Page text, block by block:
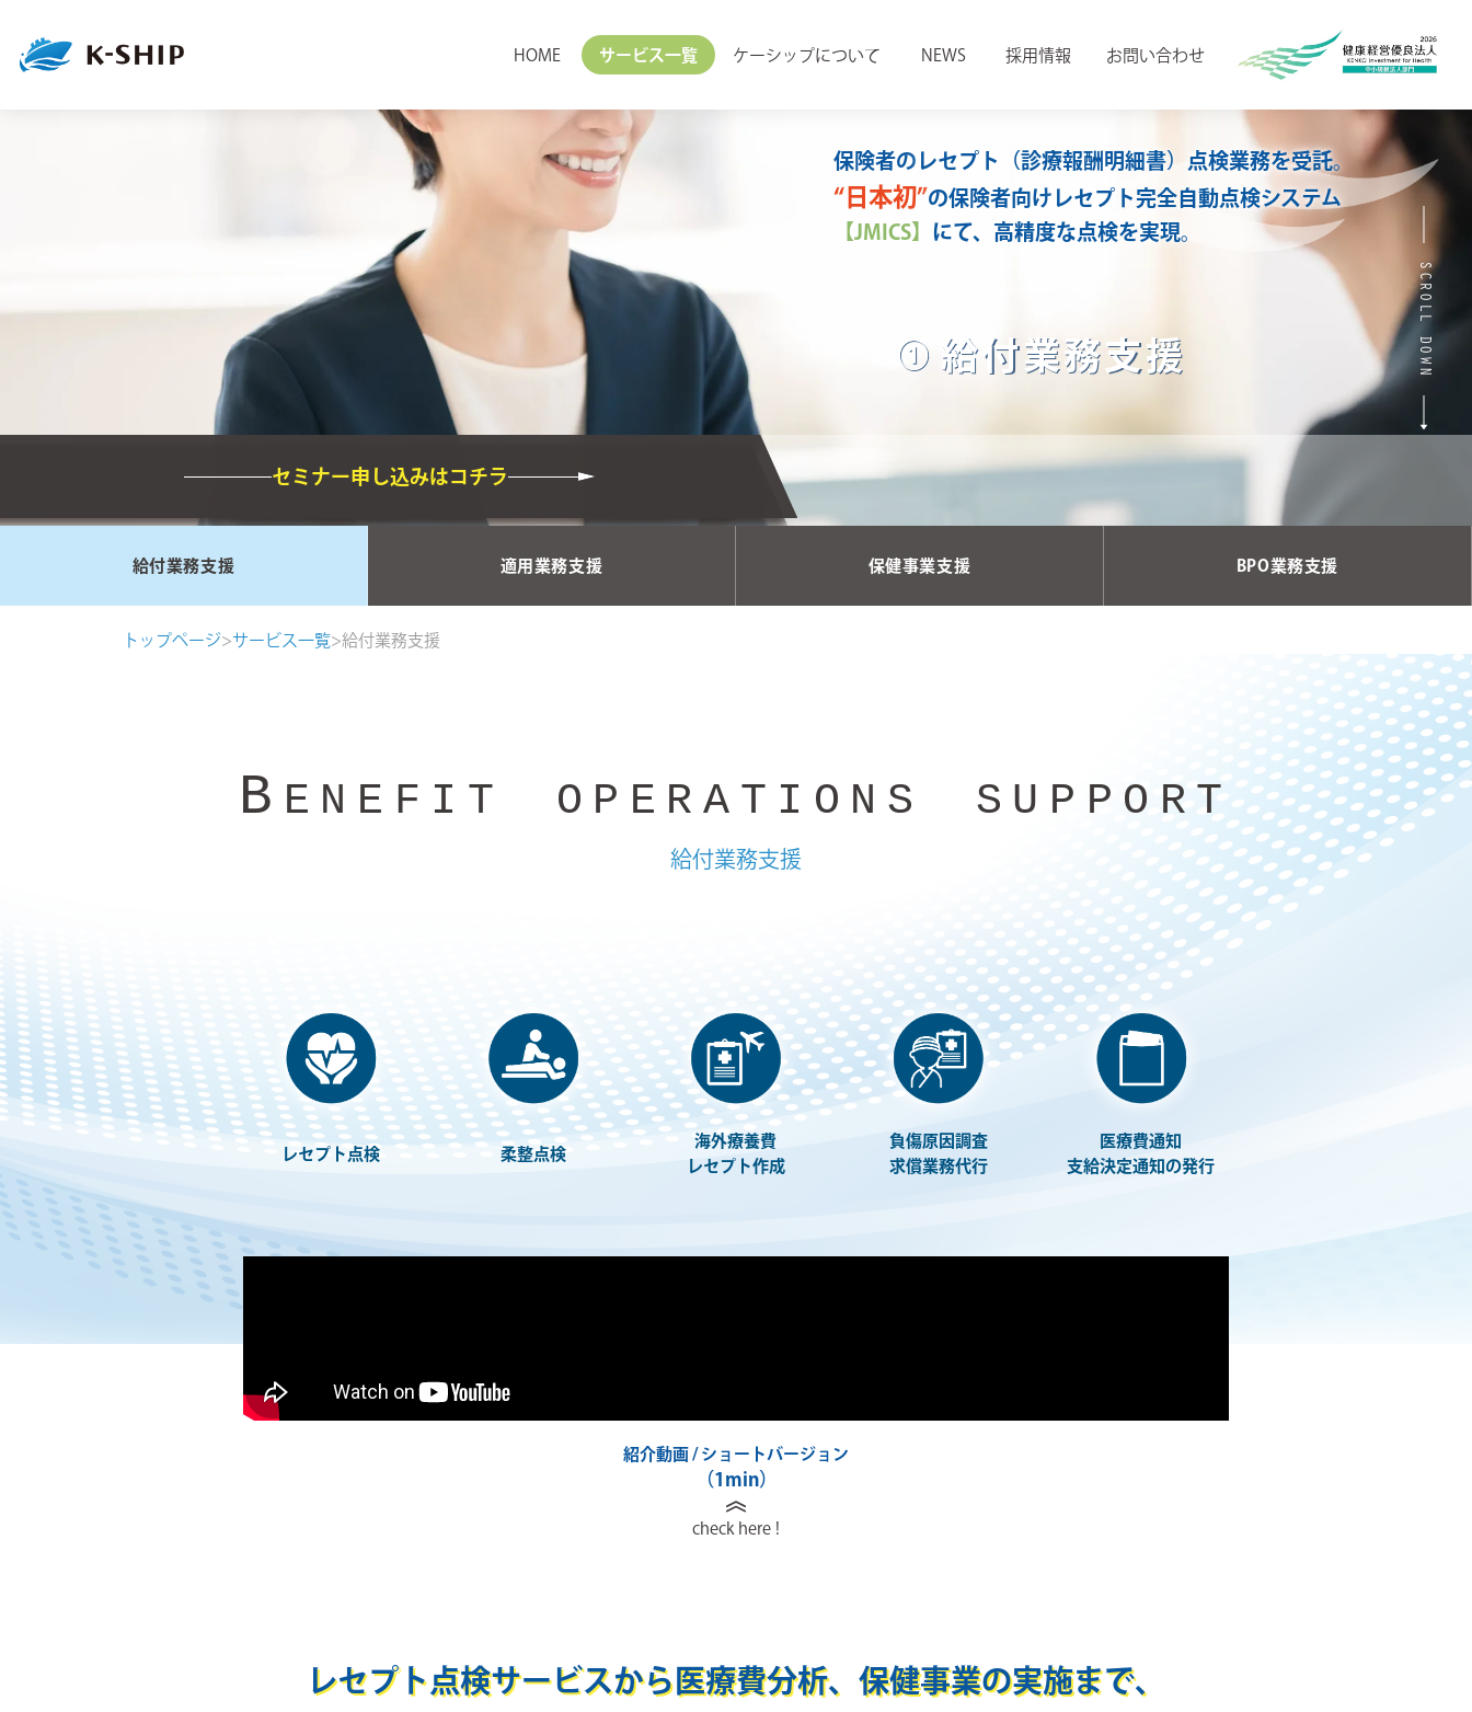
HOME サービス一覧 ケーシップについて NEWS 採用情報 お問い合わせ
保険者の レセプト（診療報酬明細書）点検業務を受託。
“日本初”の保険者向け レセプト完全自動点検システム
【JMICS】 にて、高精度な点検を実現。
① 給付業務支援
セミナー申し込みはコチラ
SCROLL DOWN
給付業務支援 適用業務支援 保健事業支援 BPO業務支援
トップページ>サービス一覧>給付業務支援
B ENEFIT OPERATIONS SUPPORT
給付業務支援
レセプト点検 柔整点検
海外療養費
レセプト作成
負傷原因調査
求償業務代行
医療費通知
支給決定通知の発行
紹介動画 / ショートバージョン
（1min）
check here !
レセプト点検サービスから 医療費分析、保健事業の実施まで、